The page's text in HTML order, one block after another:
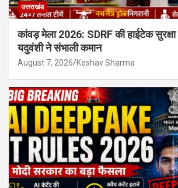
उत्तराखंड
कांवड़ मेला 2026: SDRF की हाईटेक सुरक्षा
यदुवंशी ने संभाली कमान
August 7, 2026 Keshav Sharma